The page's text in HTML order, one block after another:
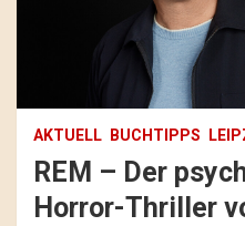
AKTUELL BUCHTIPPS
REM – Der
Horror-Thriller